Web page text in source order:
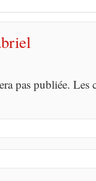
pas publiée.